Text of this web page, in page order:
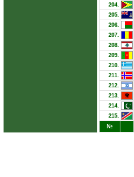
204.
205.
206.
207.
208.
209.
210.
211.
212.
213.
214.
215.
№